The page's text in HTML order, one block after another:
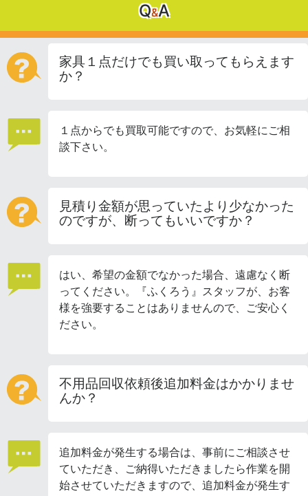
Q&A
家具１点だけでも買い取ってもらえます
か？
１点からでも買取可能ですので、お気軽にご相
談下さい。
見積り金額が思っていたより少なかった
のですが、断ってもいいですか？
はい、希望の金額でなかった場合、遠慮なく断
ってください。『ふくろう』スタッフが、お客
様を強要することはありませんので、ご安心く
ださい。
不用品回収依頼後追加料金はかかりませ
んか？
追加料金が発生する場合は、事前にご相談させ
ていただき、ご納得いただきましたら作業を開
始させていただきますので、追加料金が発生す